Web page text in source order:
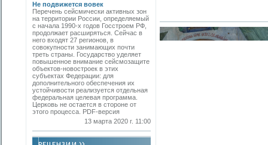
Не подвижется вовек
Перечень сейсмически активных зон
на территории России, определяемый
с начала 1990-х годов Госстроем РФ,
продолжает расширяться. Сейчас в
него входят 27 регионов, в
совокупности занимающих почти
треть страны. Государство уделяет
повышенное внимание сейсмозащите
объектов-новостроек в этих
субъектах Федерации: для
дополнительного обеспечения их
устойчивости реализуется отдельная
федеральная целевая программа.
Церковь не остается в стороне от
этого процесса. PDF-версия
13 марта 2020 г. 11:00